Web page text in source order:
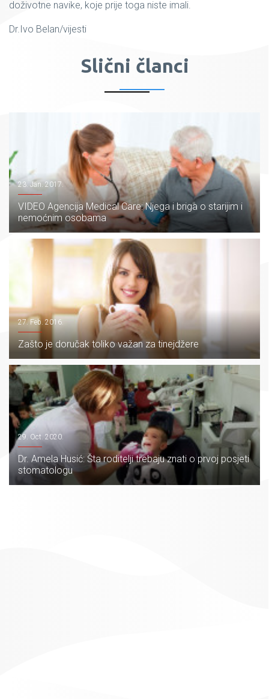
doživotne navike, koje prije toga niste imali.
Dr.Ivo Belan/vijesti
Slični članci
23. Jan. 2017.
VIDEO Agencija Medical Care: Njega i briga o starijim i
nemoćnim osobama
27. Feb. 2016.
Zašto je doručak toliko važan za tinejdžere
29. Oct. 2020.
Dr. Amela Husić: Šta roditelji trebaju znati o prvoj posjeti
stomatologu